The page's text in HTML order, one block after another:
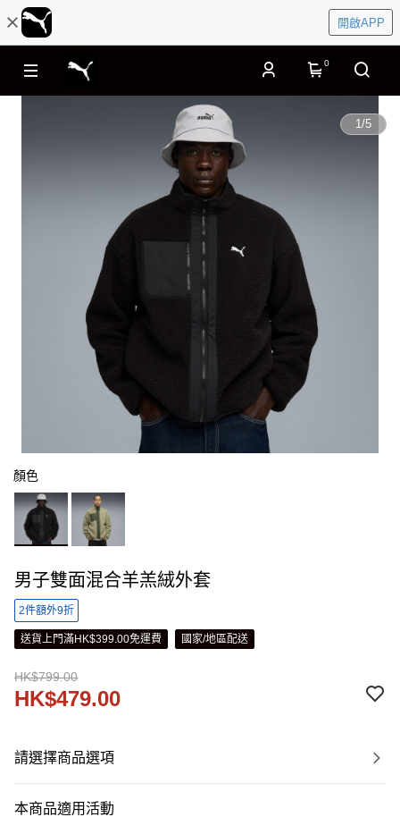
開啟APP
0
1/5
顏色
男子雙面混合羊羔絨外套
2件額外9折
送貨上門滿HK$399.00免運費 國家/地區配送
HK$799.00
HK$479.00
請選擇商品選項
本商品適用活動